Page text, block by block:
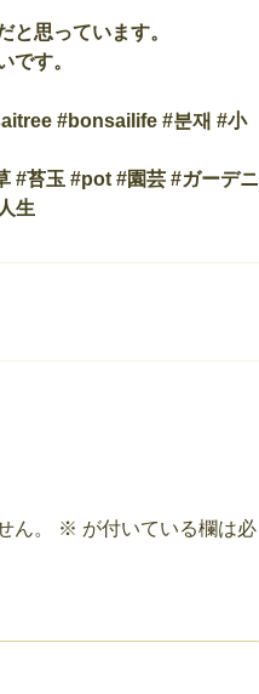
と思っています。
です。
#bonsailife #분재 #小
#苔玉 #pot #園芸 #ガーデニ
生
ん。 ※ が付いている欄は必